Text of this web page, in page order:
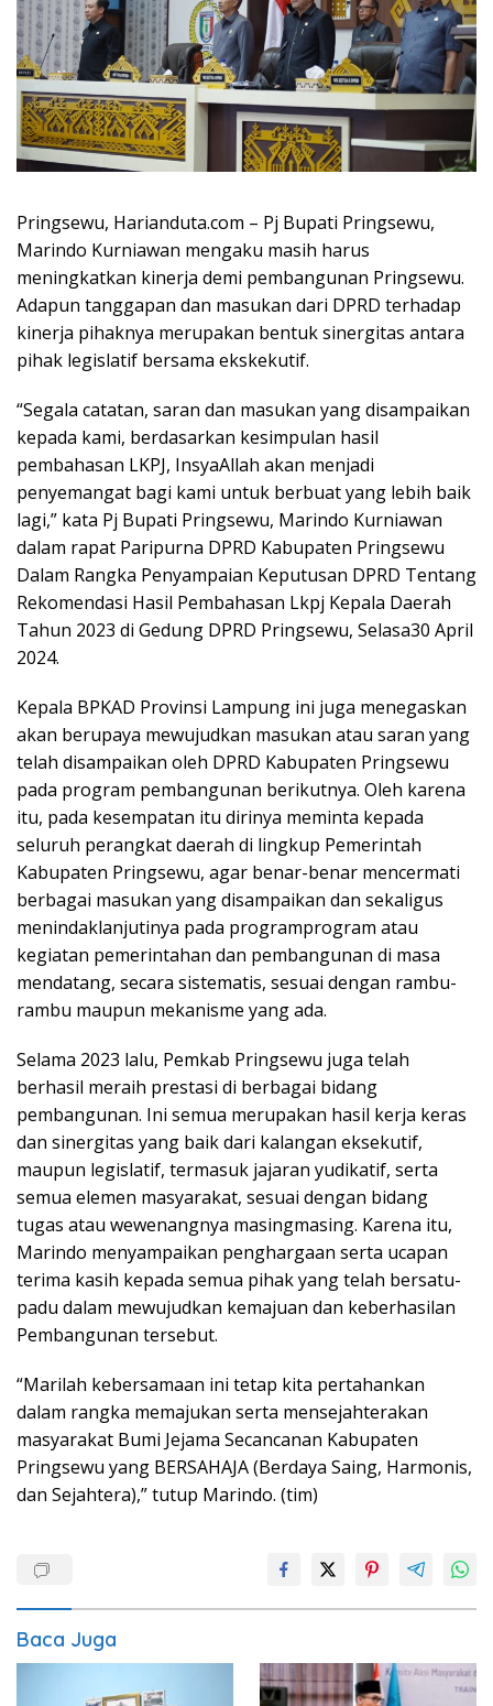
Pringsewu, Harianduta.com – Pj Bupati Pringsewu,
Marindo Kurniawan mengaku masih harus
meningkatkan kinerja demi pembangunan Pringsewu.
Adapun tanggapan dan masukan dari DPRD terhadap
kinerja pihaknya merupakan bentuk sinergitas antara
pihak legislatif bersama ekskekutif.
“Segala catatan, saran dan masukan yang disampaikan
kepada kami, berdasarkan kesimpulan hasil
pembahasan LKPJ, InsyaAllah akan menjadi
penyemangat bagi kami untuk berbuat yang lebih baik
lagi,” kata Pj Bupati Pringsewu, Marindo Kurniawan
dalam rapat Paripurna DPRD Kabupaten Pringsewu
Dalam Rangka Penyampaian Keputusan DPRD Tentang
Rekomendasi Hasil Pembahasan Lkpj Kepala Daerah
Tahun 2023 di Gedung DPRD Pringsewu, Selasa30 April
2024.
Kepala BPKAD Provinsi Lampung ini juga menegaskan
akan berupaya mewujudkan masukan atau saran yang
telah disampaikan oleh DPRD Kabupaten Pringsewu
pada program pembangunan berikutnya. Oleh karena
itu, pada kesempatan itu dirinya meminta kepada
seluruh perangkat daerah di lingkup Pemerintah
Kabupaten Pringsewu, agar benar-benar mencermati
berbagai masukan yang disampaikan dan sekaligus
menindaklanjutinya pada programprogram atau
kegiatan pemerintahan dan pembangunan di masa
mendatang, secara sistematis, sesuai dengan rambu-
rambu maupun mekanisme yang ada.
Selama 2023 lalu, Pemkab Pringsewu juga telah
berhasil meraih prestasi di berbagai bidang
pembangunan. Ini semua merupakan hasil kerja keras
dan sinergitas yang baik dari kalangan eksekutif,
maupun legislatif, termasuk jajaran yudikatif, serta
semua elemen masyarakat, sesuai dengan bidang
tugas atau wewenangnya masingmasing. Karena itu,
Marindo menyampaikan penghargaan serta ucapan
terima kasih kepada semua pihak yang telah bersatu-
padu dalam mewujudkan kemajuan dan keberhasilan
Pembangunan tersebut.
“Marilah kebersamaan ini tetap kita pertahankan
dalam rangka memajukan serta mensejahterakan
masyarakat Bumi Jejama Secancanan Kabupaten
Pringsewu yang BERSAHAJA (Berdaya Saing, Harmonis,
dan Sejahtera),” tutup Marindo. (tim)
Baca Juga